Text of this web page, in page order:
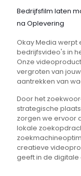
Bedrijfsfilm laten
na Oplevering
Okay Media werpt
bedrijfsvideo's in
Onze
vergroten van
aantrekken van
Door het
strategische
zorgen we ervoor
lokale
creatieve
geeft in de digitale